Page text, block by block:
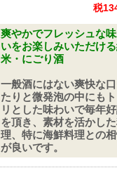
税
爽やかでフレッシュな
いをお楽しみいただけ
米・にごり酒
一般酒にはない爽快な
たりと微発泡の中にも
リとした味わいで毎年
を頂き、素材を活かし
理、特に海鮮料理との
が良いです。